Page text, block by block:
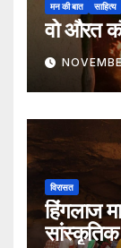
मन की बात साहित्य
वो औरत
विरासत
हिंगलाज